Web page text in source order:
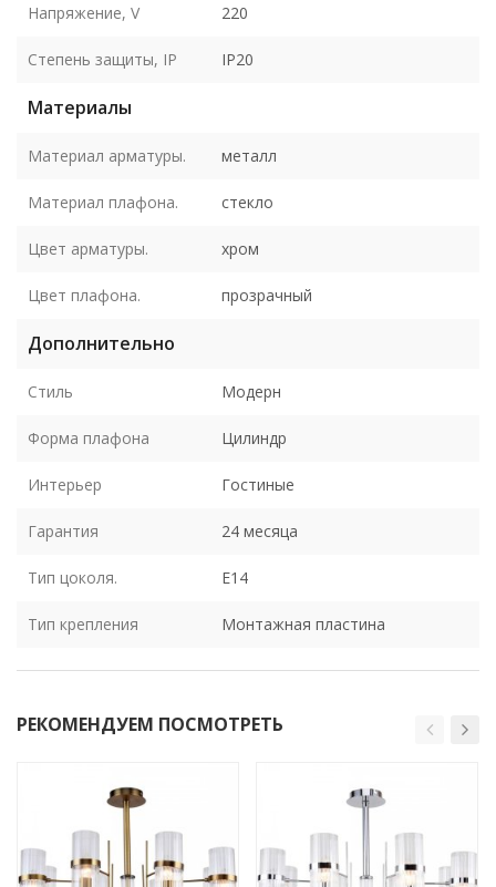
Напряжение, V 220
Степень защиты, IP IP20
Материалы
Материал арматуры. металл
Материал плафона. стекло
Цвет арматуры. хром
Цвет плафона. прозрачный
Дополнительно
Стиль Модерн
Форма плафона Цилиндр
Интерьер Гостиные
Гарантия 24 месяца
Тип цоколя. E14
Тип крепления Монтажная пластина
РЕКОМЕНДУЕМ ПОСМОТРЕТЬ